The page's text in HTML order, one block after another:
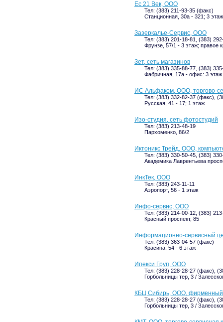
Ес 21 Век, ООО
Тел: (383) 211-93-35 (факс)
Станционная, 30а - 321; 3 этаж
Зазеркалье-Сервис, ООО
Тел: (383) 201-18-81, (383)
Фрунзе, 57/1 - 3 этаж; правое
Зет, сеть магазинов
Тел: (383) 335-88-77, (383)
Фабричная, 17а - офис: 3 этаж
ИС Альфаком, ООО, торгово-
Тел: (383) 332-82-37 (факс),
Русская, 41 - 17; 1 этаж
Изо-студия, сеть фотостудий
Тел: (383) 213-48-19
Пархоменко, 86/2
Иктоникс Трейд, ООО,
Тел: (383) 330-50-45, (383)
Академика Лаврентьева
ИнкТек, ООО
Тел: (383) 243-11-11
Аэропорт, 56 - 1 этаж
Инфо-сервис, ООО
Тел: (383) 214-00-12, (383)
Красный проспект, 85
Информационно-сервисный
Тел: (383) 363-04-57 (факс)
Красина, 54 - 6 этаж
Ипекси Груп, ООО
Тел: (383) 228-28-27 (факс),
Горбольницы тер, 3 /
КБЦ Сибирь, ООО, фирменный
Тел: (383) 228-28-27 (факс),
Горбольницы тер, 3 /